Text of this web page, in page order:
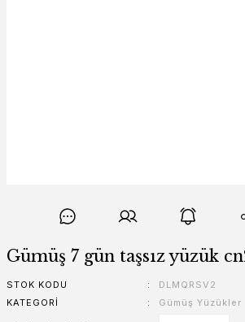
Gümüş 7 gün taşsız yüzük
STOK KODU
DLMQRSV2
KATEGORI
Gümüş Yüzükler